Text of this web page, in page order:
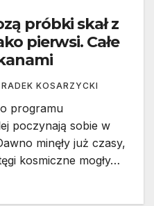
próbki skał z
pierwsi. Całe
RADEK KOSARZYCKI
programu
poczynają sobie w
minęły już czasy,
kosmiczne mogły…